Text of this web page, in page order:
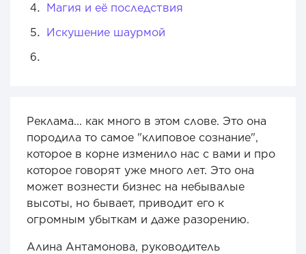
Магия и её последствия
Искушение шаурмой
Реклама... как много в этом слове. Это она
породила то самое "клиповое сознание",
которое в корне изменило нас с вами и про
которое говорят уже много лет. Это она
может вознести бизнес на небывалые
высоты, но бывает, приводит его к
огромным убыткам и даже разорению.
Алина Антамонова, руководитель